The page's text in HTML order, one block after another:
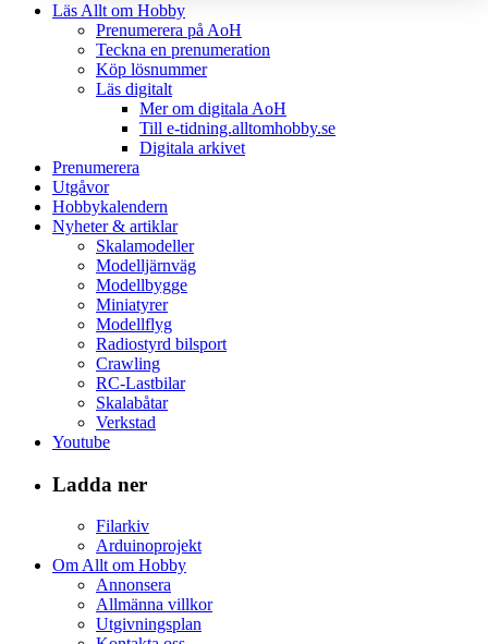
Läs Allt om Hobby
Prenumerera på AoH
Teckna en prenumeration
Köp lösnummer
Läs digitalt
Mer om digitala AoH
Till e-tidning.alltomhobby.se
Digitala arkivet
Prenumerera
Utgåvor
Hobbykalendern
Nyheter & artiklar
Skalamodeller
Modelljärnväg
Modellbygge
Miniatyrer
Modellflyg
Radiostyrd bilsport
Crawling
RC-Lastbilar
Skalabåtar
Verkstad
Youtube
Ladda ner
Filarkiv
Arduinoprojekt
Om Allt om Hobby
Annonsera
Allmänna villkor
Utgivningsplan